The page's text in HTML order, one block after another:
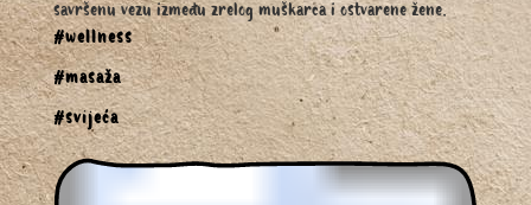
savršenu vezu između zrelog muškarca i ostvarene žene.
#wellness
#masaža
#svijeća